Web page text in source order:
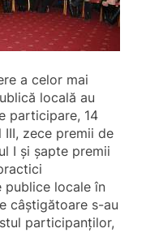
a celor mai
locală au
participare, 14
zece premii de
I și șapte premii
publice locale în
câștigătoare s-au
participanților,